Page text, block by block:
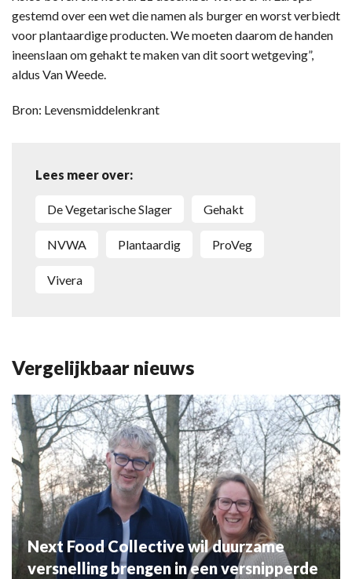
gestemd over een wet die namen als burger en worst verbiedt
voor plantaardige producten. We moeten daarom de handen
ineenslaan om gehakt te maken van dit soort wetgeving”,
aldus Van Weede.
Bron: Levensmiddelenkrant
Lees meer over:
De Vegetarische Slager gehakt
NVWA plantaardig ProVeg
Vivera
Vergelijkbaar nieuws
Next Food Collective wil duurzame
versnelling brengen in een versnipperde